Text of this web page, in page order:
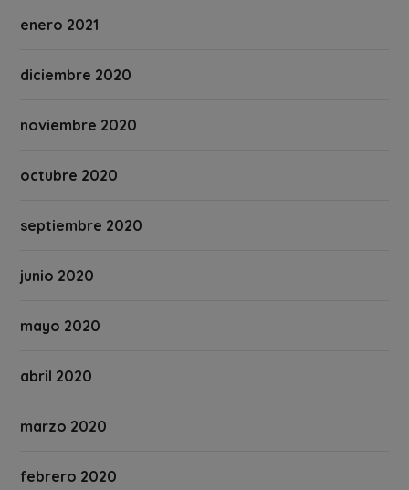
enero 2021
diciembre 2020
noviembre 2020
octubre 2020
septiembre 2020
junio 2020
mayo 2020
abril 2020
marzo 2020
febrero 2020